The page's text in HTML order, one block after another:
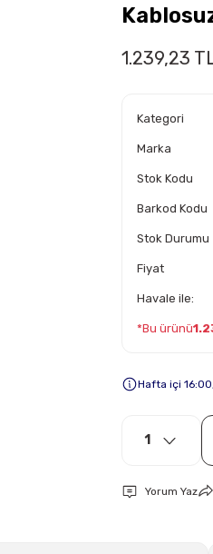
1.239,23
Kategori
Marka
Stok Kodu
Barkod Kodu
Stok Durumu
Fiyat
Havale ile:
*Bu ürünü
Hafta içi
Yorum Yaz